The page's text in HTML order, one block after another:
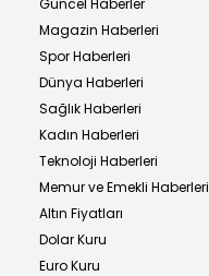
Magazin Haberleri
Spor Haberleri
Dünya Haberleri
Sağlık Haberleri
Kadın Haberleri
Teknoloji Haberleri
Memur ve Emekli Haberleri
Altın Fiyatları
Dolar Kuru
Euro Kuru